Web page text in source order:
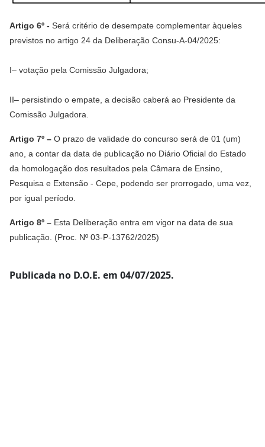
Artigo 6º - Será critério de desempate complementar àqueles
previstos no artigo 24 da Deliberação Consu-A-04/2025:
I– votação pela Comissão Julgadora;
II– persistindo o empate, a decisão caberá ao Presidente da
Comissão Julgadora.
Artigo 7º – O prazo de validade do concurso será de 01 (um)
ano, a contar da data de publicação no Diário Oficial do Estado
da homologação dos resultados pela Câmara de Ensino,
Pesquisa e Extensão - Cepe, podendo ser prorrogado, uma vez,
por igual período.
Artigo 8º – Esta Deliberação entra em vigor na data de sua
publicação. (Proc. Nº 03-P-13762/2025)
Publicada no D.O.E. em 04/07/2025.